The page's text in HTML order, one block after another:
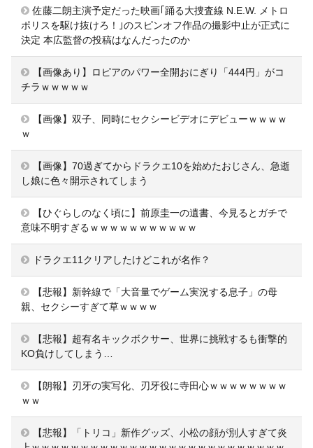
佐藤二朗主演予定だった映画｢踊る大捜査線 N.E.W. メトロ
ポリスを駆け抜けろ！｣のスピンオフ作品の撮影中止が正式に
決定 本広監督の投稿はなんだったのか
【画像あり】ロピアのパワー全開おにぎり「444円」がコ
チラｗｗｗｗｗ
【画像】双子、同時にセクシービデオにデビューｗｗｗｗ
ｗ
【画像】70過ぎてからドラクエ10を始めたおじさん、急逝
し娘に色々開示されてしまう
【ひぐらしのなく頃に】前原圭一の遺書、今見るとガチで
意味不明すぎるｗｗｗｗｗｗｗｗｗｗｗ
ドラクエ11クリアしたけどこれが名作？
【悲報】新幹線で「大音量でゲーム実況する息子」の母
親、セクシーすぎて草ｗｗｗｗ
【悲報】超有名キックボクサー、世界に挑戦するも衝撃的
KO負けしてしまう…
【朗報】刃牙の実写化、刃牙役に寺田心ｗｗｗｗｗｗｗｗ
ｗｗ
【悲報】「トリコ」新作グッズ、小松の顔が別人すぎて炎